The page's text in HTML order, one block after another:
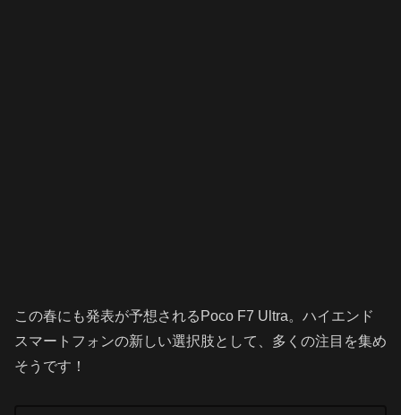
この春にも発表が予想されるPoco F7 Ultra。ハイエンド
スマートフォンの新しい選択肢として、多くの注目を集め
そうです！